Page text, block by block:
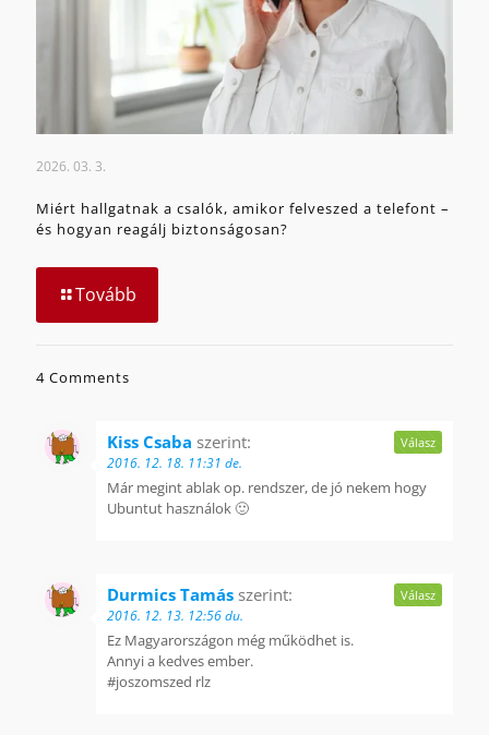
2026. 03. 3.
Miért hallgatnak a csalók, amikor felveszed a telefont –
és hogyan reagálj biztonságosan?
Tovább
4 Comments
Kiss Csaba szerint:
2016. 12. 18. 11:31 de.
Már megint ablak op. rendszer, de jó nekem hogy
Ubuntut használok 🙂
Válasz
Durmics Tamás szerint:
2016. 12. 13. 12:56 du.
Ez Magyarországon még működhet is.
Annyi a kedves ember.
#joszomszed rlz
Válasz